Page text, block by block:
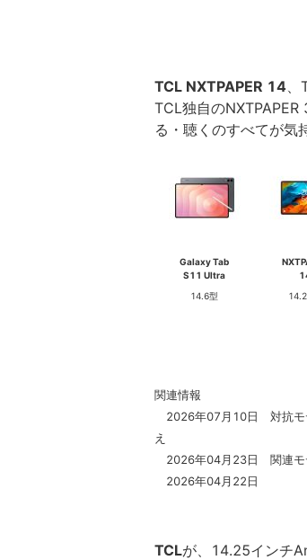
TCL NXTPAPER 14、
TCL独自の
る・聴くのすべてが気
Galaxy Tab
S11 Ultra
14.6型
関連情報
2026年07月10日 対抗モ
え
2026年04月23日 関連モ
2026年04月22日
TCLが、14.25インチ